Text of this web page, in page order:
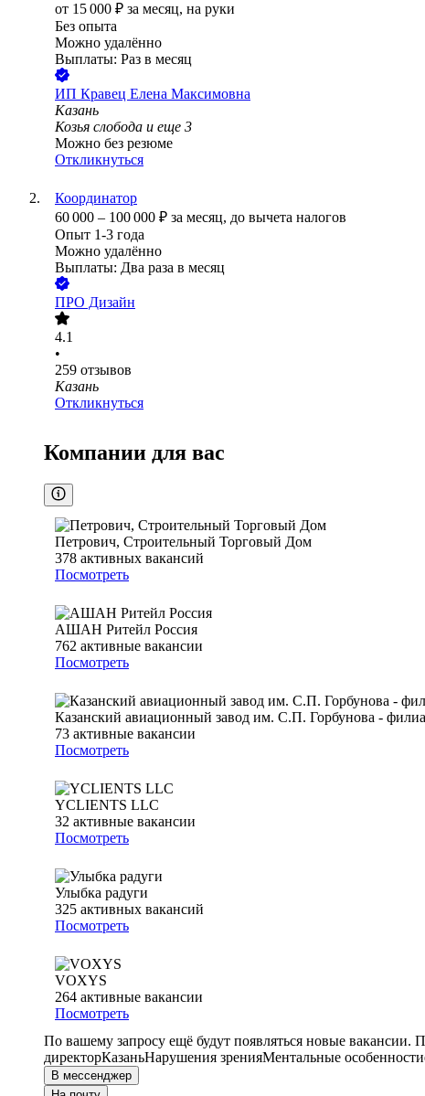
от 15 000 ₽ за месяц, на руки
Без опыта
Можно удалённо
Выплаты: Раз в месяц
ИП Кравец Елена Максимовна
Казань
Козья слобода и еще 3
Можно без резюме
Откликнуться
Координатор
60 000 – 100 000 ₽ за месяц, до вычета налогов
Опыт 1-3 года
Можно удалённо
Выплаты: Два раза в месяц
ПРО Дизайн
4.1
•
259 отзывов
Казань
Откликнуться
Компании для вас
Петрович, Строительный Торговый Дом
378 активных вакансий
Посмотреть
АШАН Ритейл Россия
762 активные вакансии
Посмотреть
Казанский авиационный завод им. С.П. Горбунова -
73 активные вакансии
Посмотреть
YCLIENTS LLC
32 активные вакансии
Посмотреть
Улыбка радуги
325 активных вакансий
Посмотреть
VOXYS
264 активные вакансии
Посмотреть
По вашему запросу ещё будут появляться новые вакансии.
директорКазаньНарушения зренияМентальные особенности
В мессенджер